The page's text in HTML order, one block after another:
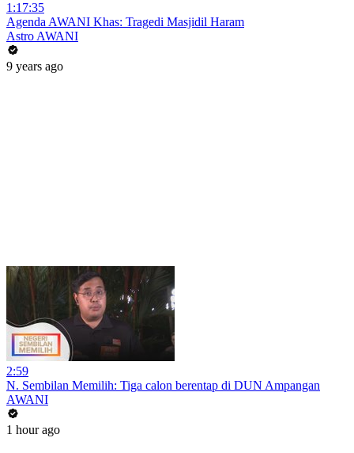
1:17:35
Agenda AWANI Khas: Tragedi Masjidil Haram
Astro AWANI
9 years ago
2:59
N. Sembilan Memilih: Tiga calon berentap di DUN Ampangan
AWANI
1 hour ago